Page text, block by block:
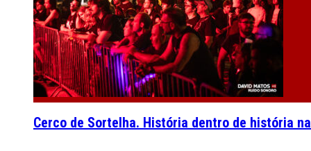
Cerco de Sortelha. História dentro de história